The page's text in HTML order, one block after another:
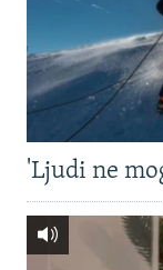
'Ljudi ne